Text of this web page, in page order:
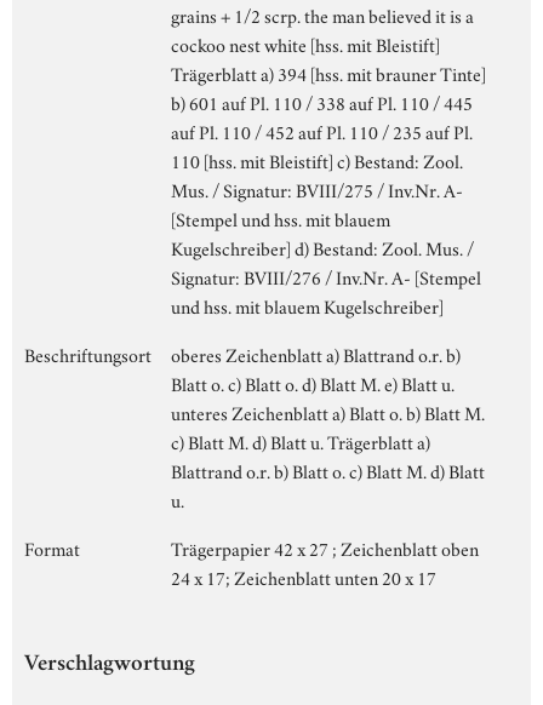
grains + 1/2 scrp. the man believed it is a
cockoo nest white [hss. mit Bleistift]
Trägerblatt a) 394 [hss. mit brauner Tinte]
b) 601 auf Pl. 110 / 338 auf Pl. 110 / 445
auf Pl. 110 / 452 auf Pl. 110 / 235 auf Pl.
110 [hss. mit Bleistift] c) Bestand: Zool.
Mus. / Signatur: BVIII/275 / Inv.Nr. A-
[Stempel und hss. mit blauem
Kugelschreiber] d) Bestand: Zool. Mus. /
Signatur: BVIII/276 / Inv.Nr. A- [Stempel
und hss. mit blauem Kugelschreiber]
Beschriftungsort
oberes Zeichenblatt a) Blattrand o.r. b)
Blatt o. c) Blatt o. d) Blatt M. e) Blatt u.
unteres Zeichenblatt a) Blatt o. b) Blatt M.
c) Blatt M. d) Blatt u. Trägerblatt a)
Blattrand o.r. b) Blatt o. c) Blatt M. d) Blatt
u.
Format
Trägerpapier 42 x 27 ; Zeichenblatt oben
24 x 17; Zeichenblatt unten 20 x 17
Verschlagwortung